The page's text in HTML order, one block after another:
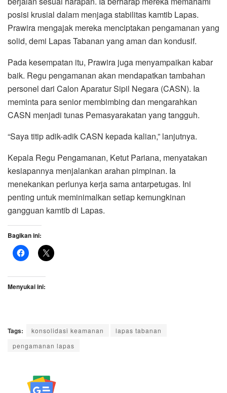
posisi krusial dalam menjaga stabilitas kamtib Lapas.
Prawira mengajak mereka menciptakan pengamanan yang
solid, demi Lapas Tabanan yang aman dan kondusif.
Pada kesempatan itu, Prawira juga menyampaikan kabar
baik. Regu pengamanan akan mendapatkan tambahan
personel dari Calon Aparatur Sipil Negara (CASN). Ia
meminta para senior membimbing dan mengarahkan
CASN menjadi tunas Pemasyarakatan yang tangguh.
“Saya titip adik-adik CASN kepada kalian,” lanjutnya.
Kepala Regu Pengamanan, Ketut Pariana, menyatakan
kesiapannya menjalankan arahan pimpinan. Ia
menekankan perlunya kerja sama antarpetugas. Ini
penting untuk meminimalkan setiap kemungkinan
gangguan kamtib di Lapas.
Bagikan ini:
Menyukai ini:
Tags: konsolidasi keamanan
lapas tabanan
pengamanan lapas